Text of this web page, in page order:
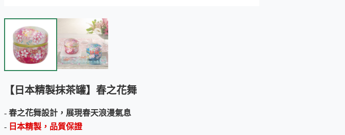
【日本精製抹茶罐】春之花舞
- 春之花舞設計，展現春天浪漫氣息
- 日本精製，品質保證